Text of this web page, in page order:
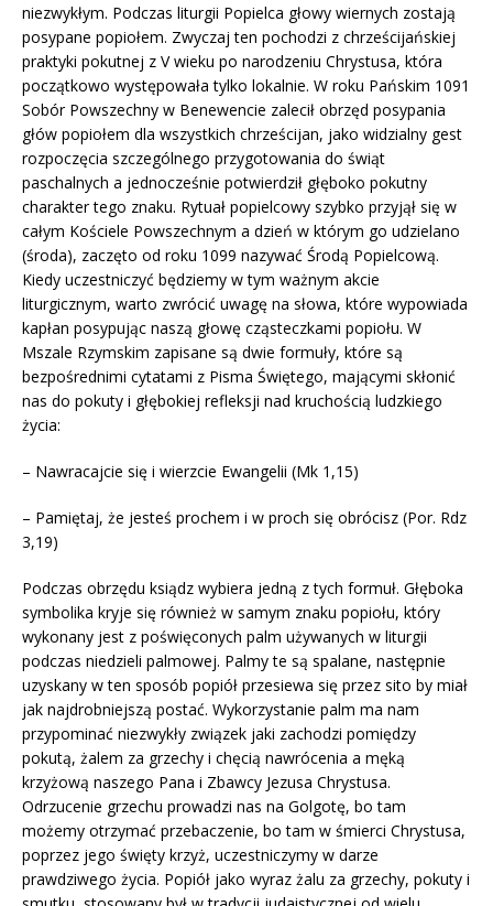
niezwykłym. Podczas liturgii Popielca głowy wiernych zostają
posypane popiołem. Zwyczaj ten pochodzi z chrześcijańskiej
praktyki pokutnej z V wieku po narodzeniu Chrystusa, która
początkowo występowała tylko lokalnie. W roku Pańskim 1091
Sobór Powszechny w Benewencie zalecił obrzęd posypania
głów popiołem dla wszystkich chrześcijan, jako widzialny gest
rozpoczęcia szczególnego przygotowania do świąt
paschalnych a jednocześnie potwierdził głęboko pokutny
charakter tego znaku. Rytuał popielcowy szybko przyjął się w
całym Kościele Powszechnym a dzień w którym go udzielano
(środa), zaczęto od roku 1099 nazywać Środą Popielcową.
Kiedy uczestniczyć będziemy w tym ważnym akcie
liturgicznym, warto zwrócić uwagę na słowa, które wypowiada
kapłan posypując naszą głowę cząsteczkami popiołu. W
Mszale Rzymskim zapisane są dwie formuły, które są
bezpośrednimi cytatami z Pisma Świętego, mającymi skłonić
nas do pokuty i głębokiej refleksji nad kruchością ludzkiego
życia:
– Nawracajcie się i wierzcie Ewangelii (Mk 1,15)
– Pamiętaj, że jesteś prochem i w proch się obrócisz (Por. Rdz
3,19)
Podczas obrzędu ksiądz wybiera jedną z tych formuł. Głęboka
symbolika kryje się również w samym znaku popiołu, który
wykonany jest z poświęconych palm używanych w liturgii
podczas niedzieli palmowej. Palmy te są spalane, następnie
uzyskany w ten sposób popiół przesiewa się przez sito by miał
jak najdrobniejszą postać. Wykorzystanie palm ma nam
przypominać niezwykły związek jaki zachodzi pomiędzy
pokutą, żalem za grzechy i chęcią nawrócenia a męką
krzyżową naszego Pana i Zbawcy Jezusa Chrystusa.
Odrzucenie grzechu prowadzi nas na Golgotę, bo tam
możemy otrzymać przebaczenie, bo tam w śmierci Chrystusa,
poprzez jego święty krzyż, uczestniczymy w darze
prawdziwego życia. Popiół jako wyraz żalu za grzechy, pokuty i